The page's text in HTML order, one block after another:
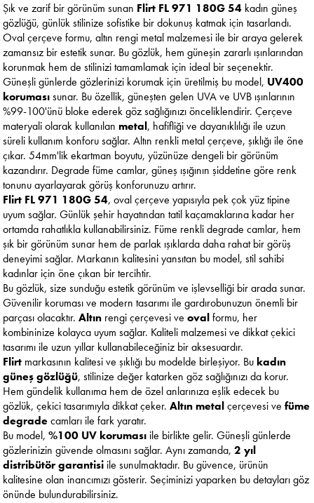
Şık ve zarif bir görünüm sunan Flirt FL 971 180G 54 kadın güneş
gözlüğü, günlük stilinize sofistike bir dokunuş katmak için tasarlandı.
Oval çerçeve formu, altın rengi metal malzemesi ile bir araya gelerek
zamansız bir estetik sunar. Bu gözlük, hem güneşin zararlı ışınlarından
korunmak hem de stilinizi tamamlamak için ideal bir seçenektir.
Güneşli günlerde gözlerinizi korumak için üretilmiş bu model, UV400
korumasısunar. Bu özellik, güneşten gelen UVA ve UVB ışınlarının
%99-100'ünü bloke ederek göz sağlığınızı önceliklendirir. Çerçeve
materyali olarak kullanılanmetal, hafifliği ve dayanıklılığı ile uzun
süreli kullanım konforu sağlar. Altın renkli metal çerçeve, şıklığı ile öne
çıkar. 54mm'lik ekartman boyutu, yüzünüze dengeli bir görünüm
kazandırır. Degrade füme camlar, güneş ışığının şiddetine göre renk
tonunu ayarlayarak görüş konforunuzu artırır.
Flirt FL 971 180G 54, oval çerçeve yapısıyla pek çok yüz tipine
uyum sağlar. Günlük şehir hayatından tatil kaçamaklarına kadar her
ortamda rahatlıkla kullanabilirsiniz. Füme renkli degrade camlar, hem
şık bir görünüm sunar hem de parlak ışıklarda daha rahat bir görüş
deneyimi sağlar. Markanın kalitesini yansıtan bu model, stil sahibi
kadınlar için öne çıkan bir tercihtir.
Bu gözlük, size sunduğu estetik görünüm ve işlevselliği bir arada sunar.
Güvenilir koruması ve modern tasarımı ile gardırobunuzun önemli bir
parçası olacaktır.Altın rengi çerçevesi veovalformu, her
kombininize kolayca uyum sağlar. Kaliteli malzemesi ve dikkat çekici
tasarımı ile uzun yıllar kullanabileceğiniz bir aksesuardır.
Flirt markasının kalitesi ve şıklığı bu modelde birleşiyor. Bu kadın
güneş gözlüğü, stilinize değer katarken göz sağlığınızı da korur.
Hem gündelik kullanıma hem de özel anlarınıza eşlik edecek bu
gözlük, çekici tasarımıyla dikkat çeker.Altın metalçerçevesi vefüme
degradecamları ile fark yaratır.
Bu model,%100 UV koruması ile birlikte gelir. Güneşli günlerde
gözlerinizin güvende olmasını sağlar. Aynı zamanda,2 yıl
distribütör garantisi ile sunulmaktadır. Bu güvence, ürünün
kalitesine olan inancımızı gösterir. Seçiminizi yaparken bu detayları göz
önünde bulundurabilirsiniz.